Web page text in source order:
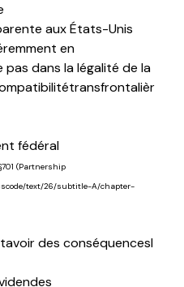
aux États-Unis
en
pas dans lalégalité de la
transfrontalièr
fédéral
(Partnership
text/26/subtitle-A/chapter-
avoirdes conséquencesl